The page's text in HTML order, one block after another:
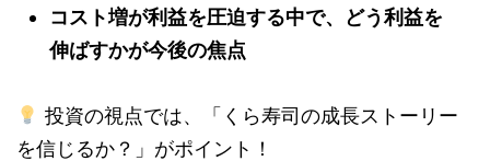
コスト増が利益を圧迫する中で、どう利益を
伸ばすかが今後の焦点
投資の視点では、「くら寿司の成長ストーリー
を信じるか？」がポイント！